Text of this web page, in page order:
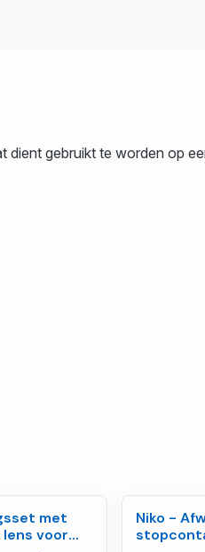
dient gebruikt te worden op
met
voor
Niko -